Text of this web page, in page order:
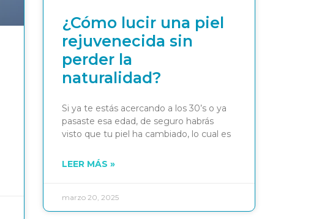
¿Cómo lucir una piel
rejuvenecida sin
perder la
naturalidad?
Si ya te estás acercando a los 30’s o ya
pasaste esa edad, de seguro habrás
visto que tu piel ha cambiado, lo cual es
LEER MÁS »
marzo 20, 2025